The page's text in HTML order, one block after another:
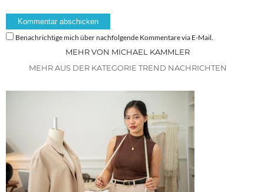
Benachrichtige mich über nachfolgende Kommentare via E-Mail.
MEHR VON MICHAEL KAMMLER
MEHR AUS DER KATEGORIE TREND NACHRICHTEN